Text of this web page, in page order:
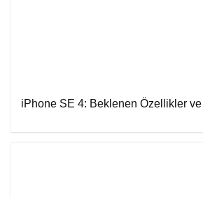
iPhone SE 4: Beklenen Özellikler